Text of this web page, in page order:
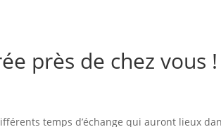
près de chez vous
temps d’échange qui auront lieux